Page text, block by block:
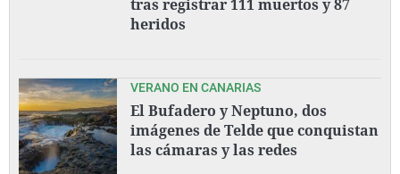
tras registrar 111 muertos y 87
heridos
VERANO EN CANARIAS
El Bufadero y Neptuno, dos
imágenes de Telde que conquistan
las cámaras y las redes